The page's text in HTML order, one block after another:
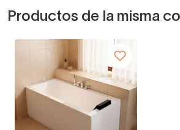
Productos de la misma